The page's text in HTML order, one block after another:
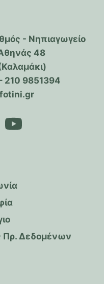
- Νηπιαγωγείο
48
210 9851394
Πρ. Δεδομένων